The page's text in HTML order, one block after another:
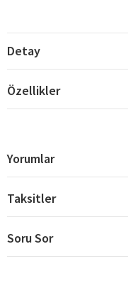
Detay
Özellikler
Yorumlar
Taksitler
Soru Sor